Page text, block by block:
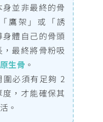
身並非最終的骨
鷹架」或「誘
體自己的骨頭
最終將骨粉吸
生骨 。
圍必須有足夠 2
，才能確保其
。